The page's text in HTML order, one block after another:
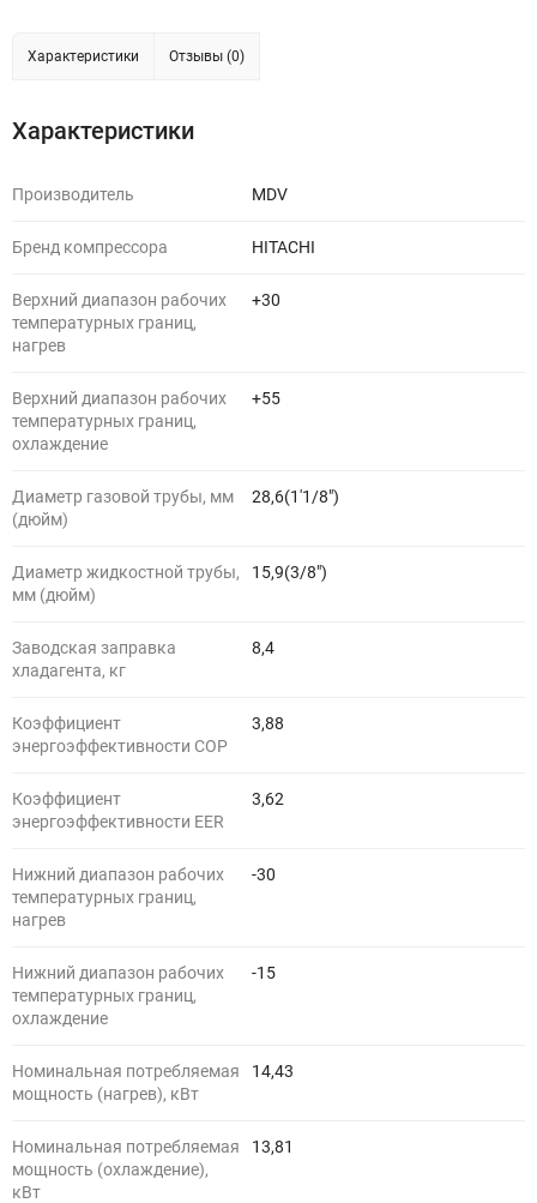
Характеристики Отзывы (0)
Характеристики
Производитель MDV
Бренд компрессора HITACHI
Верхний диапазон рабочих
температурных границ,
нагрев
+30
Верхний диапазон рабочих
температурных границ,
охлаждение
+55
Диаметр газовой трубы, мм
(дюйм)
28,6(1'1/8")
Диаметр жидкостной трубы,
мм (дюйм)
15,9(3/8")
Заводская заправка
хладагента, кг
8,4
Коэффициент
энергоэффективности COP
3,88
Коэффициент
энергоэффективности EER
3,62
Нижний диапазон рабочих
температурных границ,
нагрев
-30
Нижний диапазон рабочих
температурных границ,
охлаждение
-15
Номинальная потребляемая
мощность (нагрев), кВт
14,43
Номинальная потребляемая
мощность (охлаждение),
кВт
13,81